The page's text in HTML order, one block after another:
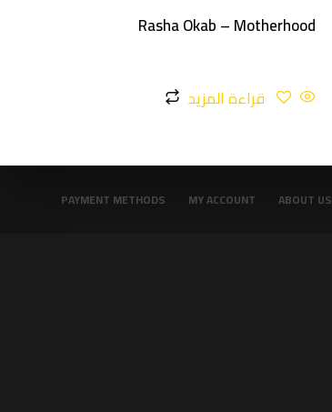
Rasha Okab – Motherhood
قراءة المزيد
ABOUT US
MY ACCOUNT
PAYMENT METHODS